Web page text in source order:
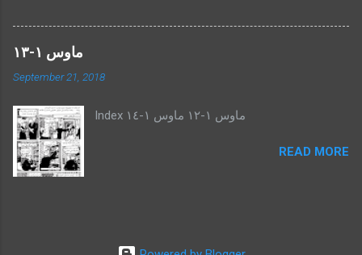
ماوس ١-١٣
September 21, 2018
Index ماوس ١-١٢ ماوس ١-١٤
READ MORE